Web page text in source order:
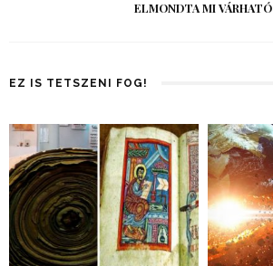
ELMONDTA MI VÁRHATÓ
EZ IS TETSZENI FOG!